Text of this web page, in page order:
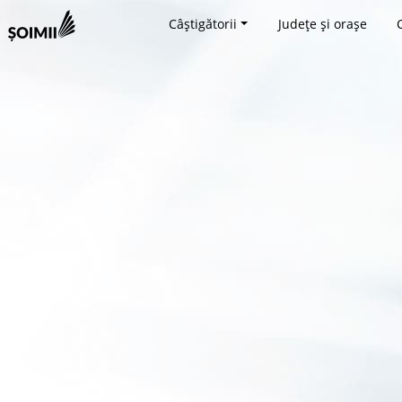
Câștigătorii Județe și orașe